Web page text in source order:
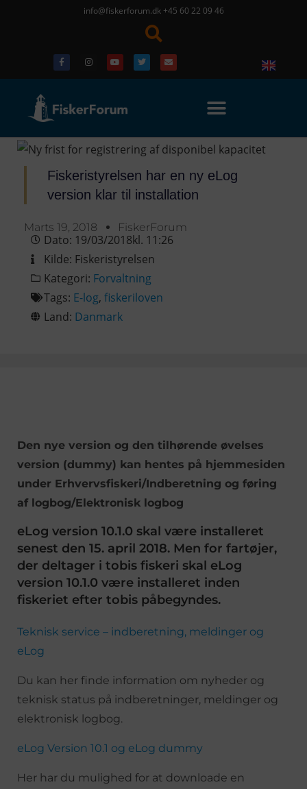
info@fiskerforum.dk +45 60 22 09 46
Fiskeristyrelsen har en ny eLog
version klar til installation
Marts 19, 2018 FiskerForum
Dato: 19/03/2018kl. 11:26
Kilde: Fiskeristyrelsen
Kategori: Forvaltning
Tags: E-log, fiskeriloven
Land: Danmark
Den nye version og den tilhørende øvelses
version (dummy) kan hentes på hjemmesiden
under Erhvervsfiskeri/Indberetning og føring
af logbog/Elektronisk logbog
eLog version 10.1.0 skal være installeret
senest den 15. april 2018. Men for fartøjer,
der deltager i tobis fiskeri skal eLog
version 10.1.0 være installeret inden
fiskeriet efter tobis påbegyndes.
Teknisk service – indberetning, meldinger og
eLog
Du kan her finde information om nyheder og
teknisk status på indberetninger, meldinger og
elektronisk logbog.
eLog Version 10.1 og eLog dummy
Her har du mulighed for at downloade en